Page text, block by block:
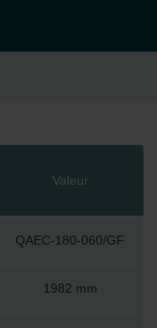
Valeur
QAEC-180-060/GF
1982 mm